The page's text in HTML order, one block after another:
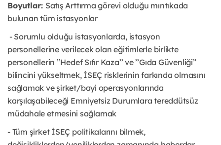
Boyutlar: Satış Arttırma görevi olduğu mıntıkada
bulunan tüm istasyonlar
- Sorumlu olduğu istasyonlarda, istasyon
personellerine verilecek olan eğitimlerle birlikte
personellerin ’’Hedef Sıfır Kaza’’ ve ’’Gıda Güvenliği”
bilincini yükseltmek, İSEÇ risklerinin farkında olmasını
sağlamak ve şirket/bayi operasyonlarında
karşılaşabileceği Emniyetsiz Durumlara tereddütsüz
müdahale etmesini sağlamak
- Tüm şirket İSEÇ politikalarını bilmek,